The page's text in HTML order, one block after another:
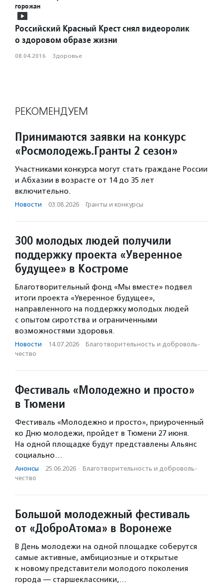
горожан
Российский Красный Крест снял видеоролик
о здоровом образе жизни
08.04.2016 · Здоровье
РЕКОМЕНДУЕМ
Принимаются заявки на конкурс
«Росмолодежь.Гранты 2 сезон»
Участниками конкурса могут стать граждане России
и Абхазии в возрасте от 14 до 35 лет
включительно.
Новости · 03.08.2026 · Гранты и конкурсы
300 молодых людей получили
поддержку проекта «Уверенное
будущее» в Костроме
Благотворительный фонд «Мы вместе» подвел
итоги проекта «Уверенное будущее»,
направленного на поддержку молодых людей
с опытом сиротства и ограниченными
возможностями здоровья.
Новости · 14.07.2026 · Благотвори­тель­ность и доброволь­
чест­во
Фестиваль «Молодежно и просто»
в Тюмени
Фестиваль «Молодежно и просто», приуроченный
ко Дню молодежи, пройдет в Тюмени 27 июня.
На одной площадке будут представлены Альянс
социально…
Анонсы · 25.06.2026 · Благотвори­тель­ность и доброволь­
чест­во
Большой молодежный фестиваль
от «ДоброАтома» в Воронеже
В День молодежи на одной площадке соберутся
самые активные, амбициозные и открытые
к новому представители молодого поколения
города — старшеклассники,…